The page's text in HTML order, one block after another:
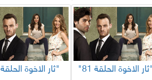
المسلسلات
"ثار الاخوة الحلقة 81" "ثار الاخوة الحلقة 80"